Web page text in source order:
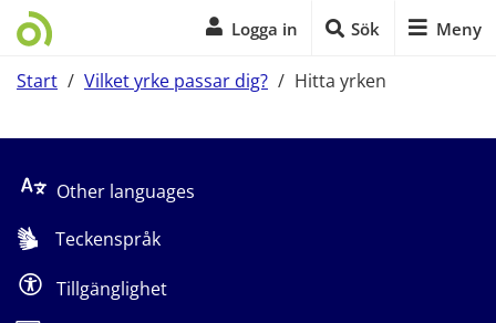
Logga in Sök Meny
Start / Vilket yrke passar dig? / Hitta yrken
Other languages
Teckenspråk
Tillgänglighet